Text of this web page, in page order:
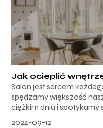
Jak ocieplić
Salon jest sercem
spędzamy większość
ciężkim dniu i spotykamy
2024-09-12